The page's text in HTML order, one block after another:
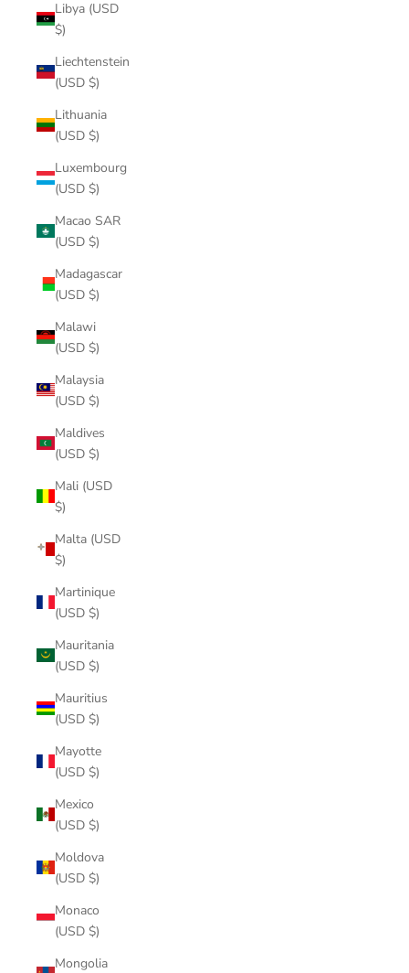
Libya (USD
$)
Liechtenstein
(USD $)
Lithuania
(USD $)
Luxembourg
(USD $)
Macao SAR
(USD $)
Madagascar
(USD $)
Malawi
(USD $)
Malaysia
(USD $)
Maldives
(USD $)
Mali (USD
$)
Malta (USD
$)
Martinique
(USD $)
Mauritania
(USD $)
Mauritius
(USD $)
Mayotte
(USD $)
Mexico
(USD $)
Moldova
(USD $)
Monaco
(USD $)
Mongolia